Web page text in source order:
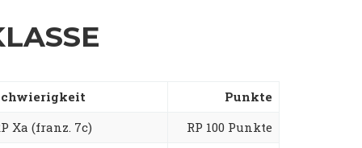
Punkte
Xa (franz. 7c)
RP 100 Punkte